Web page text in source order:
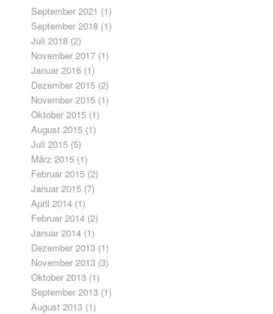
September 2021 (1)
September 2018 (1)
Juli 2018 (2)
November 2017 (1)
Januar 2016 (1)
Dezember 2015 (2)
November 2015 (1)
Oktober 2015 (1)
August 2015 (1)
Juli 2015 (5)
März 2015 (1)
Februar 2015 (2)
Januar 2015 (7)
April 2014 (1)
Februar 2014 (2)
Januar 2014 (1)
Dezember 2013 (1)
November 2013 (3)
Oktober 2013 (1)
September 2013 (1)
August 2013 (1)